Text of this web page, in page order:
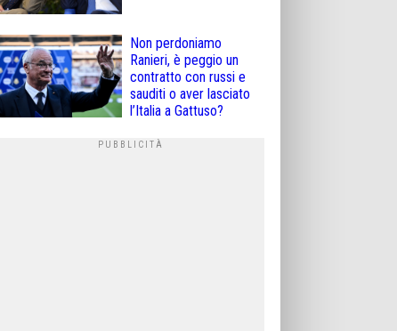
Non perdoniamo
Ranieri, è peggio un
contratto con russi e
sauditi o aver lasciato
l’Italia a Gattuso?